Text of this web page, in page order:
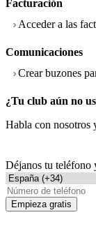
Facturación
Acceder a las
Comunicaciones
Crear buzones
¿Tu club aún no
Habla con nosotros
Déjanos tu teléfono
Empieza gratis